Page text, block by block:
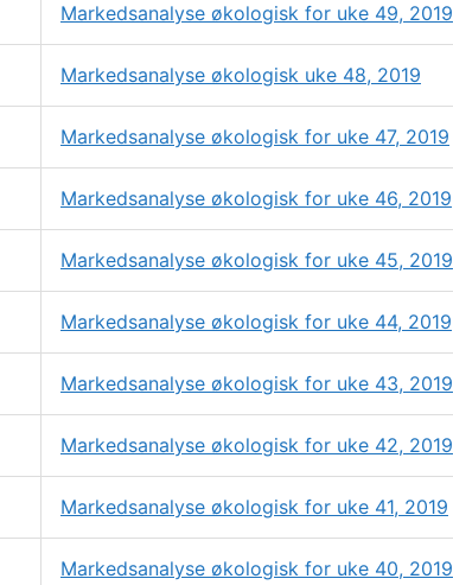
Markedsanalyse økologisk for uke 49, 2019
Markedsanalyse økologisk uke 48, 2019
Markedsanalyse økologisk for uke 47, 2019
Markedsanalyse økologisk for uke 46, 2019
Markedsanalyse økologisk for uke 45, 2019
Markedsanalyse økologisk for uke 44, 2019
Markedsanalyse økologisk for uke 43, 2019
Markedsanalyse økologisk for uke 42, 2019
Markedsanalyse økologisk for uke 41, 2019
Markedsanalyse økologisk for uke 40, 2019